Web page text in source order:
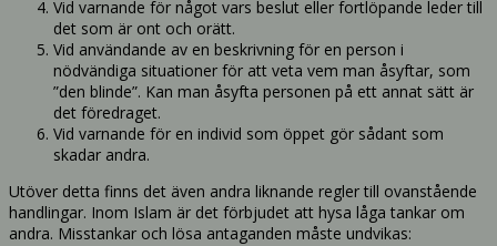
Vid varnande för något vars beslut eller fortlöpande leder till
det som är ont och orätt.
Vid användande av en beskrivning för en person i
nödvändiga situationer för att veta vem man åsyftar, som
”den blinde”. Kan man åsyfta personen på ett annat sätt är
det föredraget.
Vid varnande för en individ som öppet gör sådant som
skadar andra.
Utöver detta finns det även andra liknande regler till ovanstående
handlingar. Inom Islam är det förbjudet att hysa låga tankar om
andra. Misstankar och lösa antaganden måste undvikas: